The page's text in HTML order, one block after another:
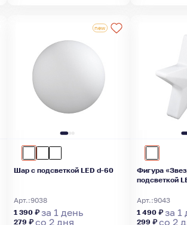
Шар с подсветкой LED d-60
Арт.:9038
1 390 ₽ за 1 день
279 ₽со 2 дня
Фигура
подсветкой
Арт.:9043
1 490 ₽ за 1
299 ₽со 2